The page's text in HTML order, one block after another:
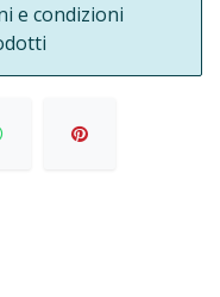
e condizioni